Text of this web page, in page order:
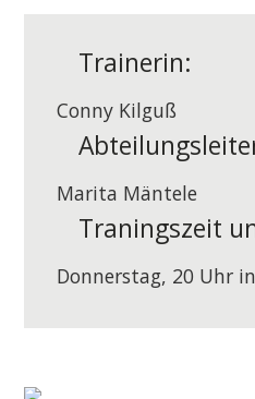
Trainerin:
Conny Kilguß
Marita Mäntele
Traningszeit
Donnerstag, 20 Uhr